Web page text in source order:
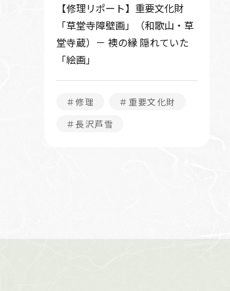
【修理リポート】重要文化財
「草堂寺障壁画」（和歌山・草
堂寺蔵）－ 襖の縁 隠れていた
「絵画」
＃修理
＃重要文化財
＃長沢芦雪